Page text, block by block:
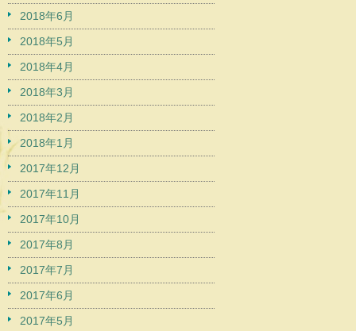
2018年6月
2018年5月
2018年4月
2018年3月
2018年2月
2018年1月
2017年12月
2017年11月
2017年10月
2017年8月
2017年7月
2017年6月
2017年5月